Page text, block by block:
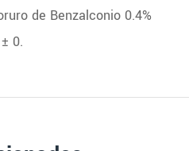
de Benzalconio 0.4%
0.